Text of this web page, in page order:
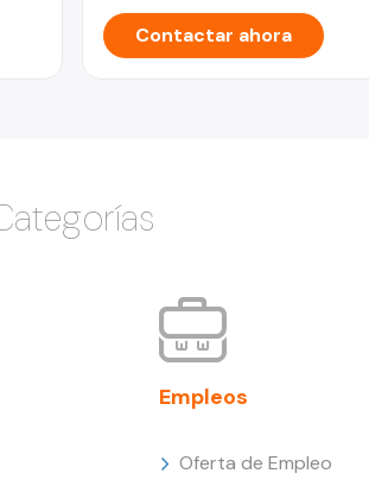
Contactar ahora
Empleos
Oferta de Empleo